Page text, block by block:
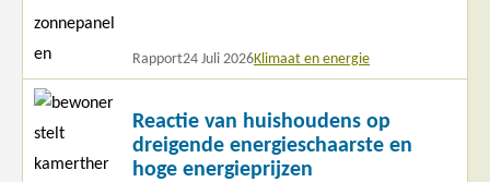
Rapport24 Juli 2026Klimaat en energie
Reactie van huishoudens op
dreigende energieschaarste en
hoge energieprijzen
Lees
meer